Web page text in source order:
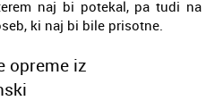
naj bi potekal, pa tudi na
ki naj bi bile prisotne.
opreme iz